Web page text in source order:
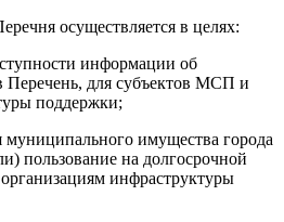
осуществляется в целях:
информации об
для субъектов МСП и
поддержки;
муниципального имущества города
пользование на долгосрочной
инфраструктуры